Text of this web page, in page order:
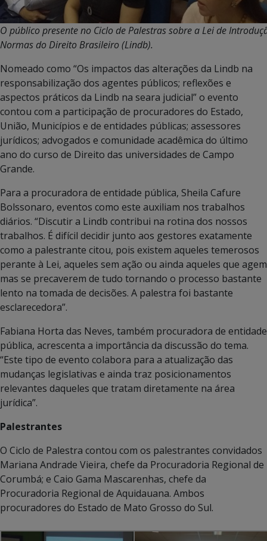
O público presente no Ciclo de Palestras sobre a Lei de
Normas do Direito Brasileiro (Lindb).
Nomeado como “Os impactos das alterações da Lindb na
responsabilização dos agentes públicos; reflexões e
aspectos práticos da Lindb na seara judicial” o evento
contou com a participação de procuradores do Estado,
União, Municípios e de entidades públicas; assessores
jurídicos; advogados e comunidade acadêmica do último
ano do curso de Direito das universidades de Campo
Grande.
Para a procuradora de entidade pública, Sheila Cafure
Bolssonaro, eventos como este auxiliam nos trabalhos
diários. “Discutir a Lindb contribui na rotina dos nossos
trabalhos. É difícil decidir junto aos gestores exatamente
como a palestrante citou, pois existem aqueles temerosos
perante à Lei, aqueles sem ação ou ainda aqueles que agem
mas se precaverem de tudo tornando o processo bastante
lento na tomada de decisões. A palestra foi bastante
esclarecedora”.
Fabiana Horta das Neves, também procuradora de entidade
pública, acrescenta a importância da discussão do tema.
“Este tipo de evento colabora para a atualização das
mudanças legislativas e ainda traz posicionamentos
relevantes daqueles que tratam diretamente na área
jurídica”.
Palestrantes
O Ciclo de Palestra contou com os palestrantes convidados
Mariana Andrade Vieira, chefe da Procuradoria Regional de
Corumbá; e Caio Gama Mascarenhas, chefe da
Procuradoria Regional de Aquidauana. Ambos
procuradores do Estado de Mato Grosso do Sul.